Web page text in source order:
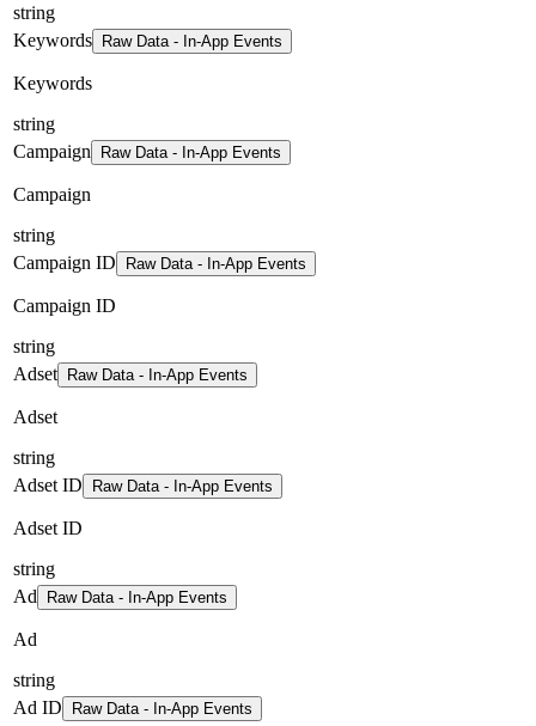
string
Keywords
Raw Data - In-App Events
Keywords
string
Campaign
Raw Data - In-App Events
Campaign
string
Campaign ID
Raw Data - In-App Events
Campaign ID
string
Adset
Raw Data - In-App Events
Adset
string
Adset ID
Raw Data - In-App Events
Adset ID
string
Ad
Raw Data - In-App Events
Ad
string
Ad ID
Raw Data - In-App Events